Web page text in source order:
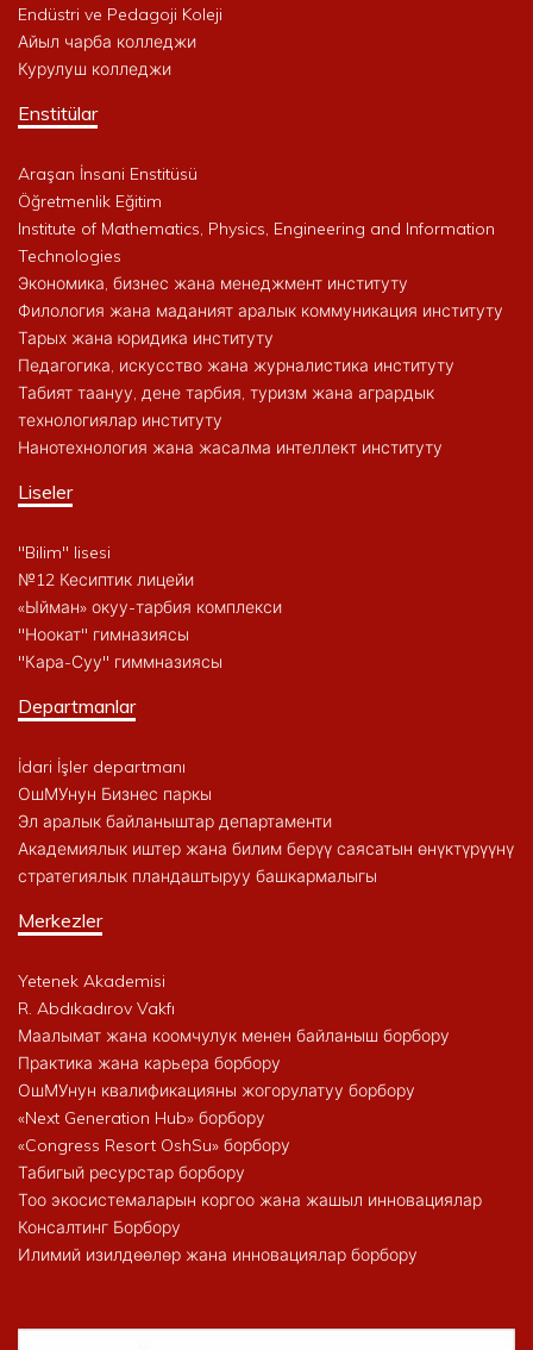
Endüstri ve Pedagoji Koleji
Айыл чарба колледжи
Курулуш колледжи
Enstitülar
Araşan İnsani Enstitüsü
Öğretmenlik Eğitim
Institute of Mathematics, Physics, Engineering and Information
Technologies
Экономика, бизнес жана менеджмент институту
Филология жана маданият аралык коммуникация институту
Тарых жана юридика институту
Педагогика, искусство жана журналистика институту
Табият таануу, дене тарбия, туризм жана агрардык
технологиялар институту
Нанотехнология жана жасалма интеллект институту
Liseler
"Bilim" lisesi
№12 Кесиптик лицейи
«Ыйман» окуу-тарбия комплекси
"Ноокат" гимназиясы
"Кара-Суу" гиммназиясы
Departmanlar
İdari İşler departmanı
ОшМУнун Бизнес паркы
Эл аралык байланыштар департаменти
Академиялык иштер жана билим берүү саясатын өнүктүрүүнү
стратегиялык пландаштыруу башкармалыгы
Merkezler
Yetenek Akademisi
R. Abdıkadırov Vakfı
Маалымат жана коомчулук менен байланыш борбору
Практика жана карьера борбору
ОшМУнун квалификацияны жогорулатуу борбору
«Next Generation Hub» борбору
«Congress Resort OshSu» борбору
Табигый ресурстар борбору
Тоо экосистемаларын коргоо жана жашыл инновациялар
Консалтинг Борбору
Илимий изилдөөлөр жана инновациялар борбору